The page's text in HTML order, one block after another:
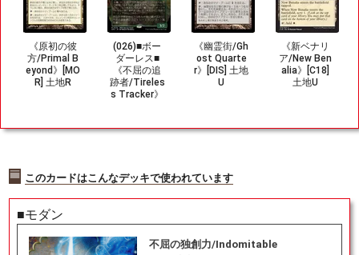
《原初の彼
方/Primal B
eyond》[MO
R] 土地R
(026)■ボー
ダーレス■
《不屈の追
跡者/Tireles
s Tracker》
《幽霊街/Gh
ost Quarte
r》[DIS] 土地
U
《新ベナリ
ア/New Ben
alia》[C18]
土地U
このカードはこんなデッキで使われています
■モダン
不屈の独創力/Indomitable